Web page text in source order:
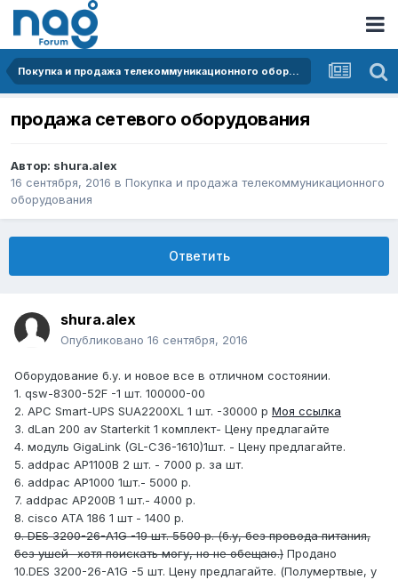
Покупка и продажа телекоммуникационного оборудования
продажа сетевого оборудования
Автор: shura.alex
16 сентября, 2016 в Покупка и продажа телекоммуникационного
оборудования
Ответить
shura.alex
Опубликовано 16 сентября, 2016
Оборудование б.у. и новое все в отличном состоянии.
1. qsw-8300-52F -1 шт. 100000-00
2. APC Smart-UPS SUA2200XL 1 шт. -30000 р Моя ссылка
3. dLan 200 av Starterkit 1 комплект- Цену предлагайте
4. модуль GigaLink (GL-C36-1610)1шт. - Цену предлагайте.
5. addpac AP1100B 2 шт. - 7000 р. за шт.
6. addpac AP1000 1шт.- 5000 р.
7. addpac AP200B 1 шт.- 4000 р.
8. cisco ATA 186 1 шт - 1400 р.
9. DES 3200-26-A1G -19 шт. 5500 р. (б.у, без провода питания,
без ушей- хотя поискать могу, но не обещаю.) Продано
10.DES 3200-26-A1G -5 шт. Цену предлагайте. (Полумертвые, у